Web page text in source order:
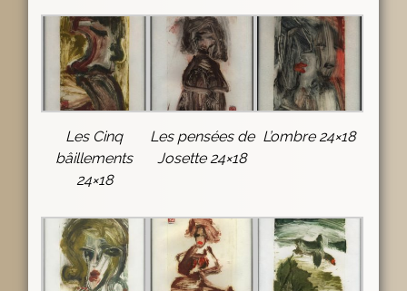
Les Cinq
bâillements
24×18
Les pensées de
Josette 24×18
L’ombre 24×18